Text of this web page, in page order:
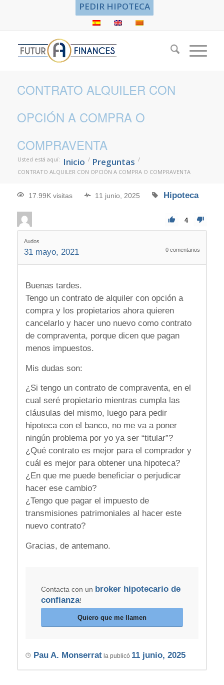
PEDIR HIPOTECA
CONTRATO ALQUILER CON
OPCIÓN A COMPRA O
COMPRAVENTA
Usted está aquí: Inicio / Preguntas /
CONTRATO ALQUILER CON OPCIÓN A COMPRA O COMPRAVENTA
17.99K visitas 11 junio, 2025 Hipoteca
4
Audos
31 mayo, 2021 0 comentarios
Buenas tardes.
Tengo un contrato de alquiler con opción a
compra y los propietarios ahora quieren
cancelarlo y hacer uno nuevo como contrato
de compraventa, porque dicen que pagan
menos impuestos.
Mis dudas son:
¿Si tengo un contrato de compraventa, en el
cual seré propietario mientras cumpla las
cláusulas del mismo, luego para pedir
hipoteca con el banco, no me va a poner
ningún problema por yo ya ser “titular”?
¿Qué contrato es mejor para el comprador y
cuál es mejor para obtener una hipoteca?
¿En que me puede beneficiar o perjudicar
hacer ese cambio?
¿Tengo que pagar el impuesto de
transmisiones patrimoniales al hacer este
nuevo contrato?
Gracias, de antemano.
Contacta con un broker hipotecario de
confianza!
Quiero que me llamen
Pau A. Monserratla publicó 11 junio, 2025